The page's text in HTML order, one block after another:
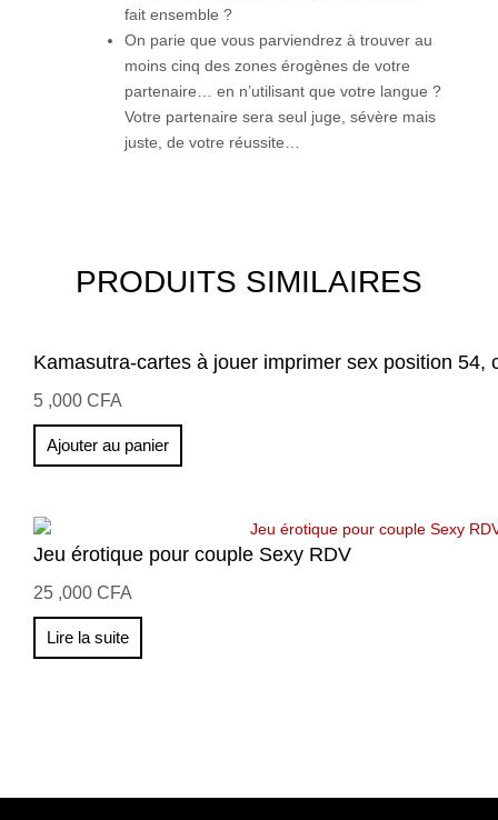
fait ensemble ?
On parie que vous parviendrez à trouver au
moins cinq des zones érogènes de votre
partenaire… en n’utilisant que votre langue ?
Votre partenaire sera seul juge, sévère mais
juste, de votre réussite…
PRODUITS SIMILAIRES
Kamasutra-cartes à jouer imprimer sex position 54,
5 ,000 CFA
Ajouter au panier
Jeu érotique pour couple Sexy RDV
25 ,000 CFA
Lire la suite